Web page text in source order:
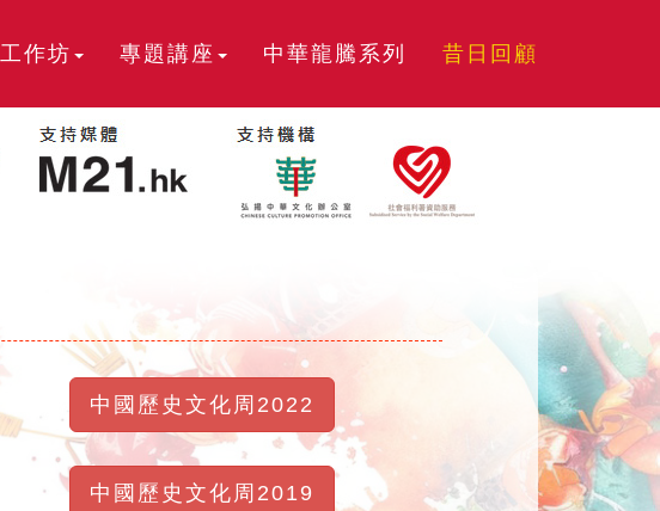
作坊 專題講座 中華龍騰系列 昔日回顧
中國歷史文化周2022
中國歷史文化周2019